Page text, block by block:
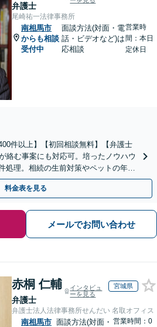
弁護士
尾崎祐一法律事務所
南相馬市
からも相談
受付中
面談方法(対面・電
話・ビデオなど)は
応相談
営業時
間：本日
定休日
件以上】【初回相談無料】【弁護士
絡む事案にも対応可。培ったノウハウ
処理。相続の生前対策やペットの年金
【自衛隊前駅8分】
料金表を見る
メールでお問い合わせ
赤桐 仁輔
弁護士
インタビュ
ーを見る
宮城県
弁護士法人法律事務所せんだい 名取オフィス
南相馬市 面談方法(対面・ 営業時間：0